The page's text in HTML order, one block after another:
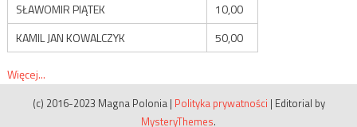
SŁAWOMIR PIĄTEK
10,00
KAMIL JAN KOWALCZYK
50,00
Więcej...
(c) 2016-2023 Magna Polonia | Polityka prywatności | Editorial by
MysteryThemes.